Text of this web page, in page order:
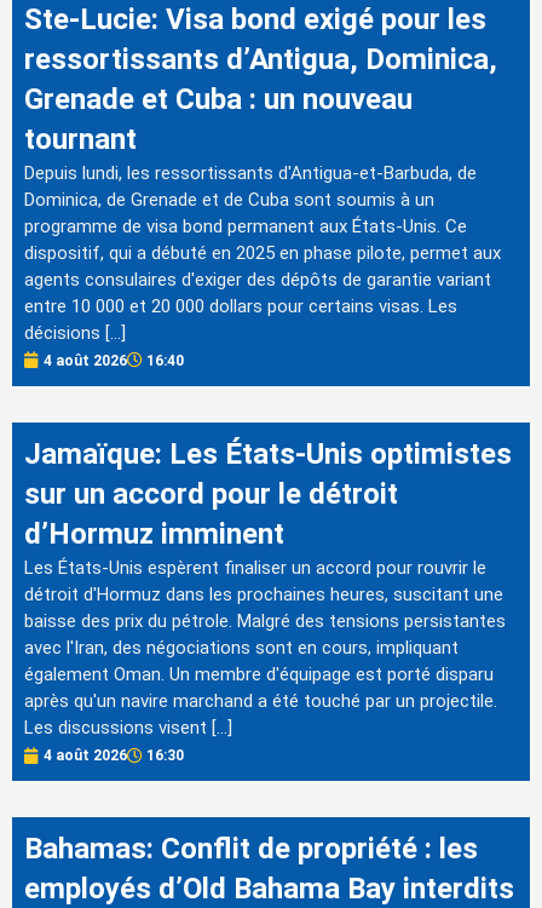
Ste-Lucie: Visa bond exigé pour les
ressortissants d’Antigua, Dominica,
Grenade et Cuba : un nouveau
tournant
Depuis lundi, les ressortissants d'Antigua-et-Barbuda, de
Dominica, de Grenade et de Cuba sont soumis à un
programme de visa bond permanent aux États-Unis. Ce
dispositif, qui a débuté en 2025 en phase pilote, permet aux
agents consulaires d'exiger des dépôts de garantie variant
entre 10 000 et 20 000 dollars pour certains visas. Les
décisions […]
4 août 2026 16:40
Jamaïque: Les États-Unis optimistes
sur un accord pour le détroit
d’Hormuz imminent
Les États-Unis espèrent finaliser un accord pour rouvrir le
détroit d'Hormuz dans les prochaines heures, suscitant une
baisse des prix du pétrole. Malgré des tensions persistantes
avec l'Iran, des négociations sont en cours, impliquant
également Oman. Un membre d'équipage est porté disparu
après qu'un navire marchand a été touché par un projectile.
Les discussions visent […]
4 août 2026 16:30
Bahamas: Conflit de propriété : les
employés d’Old Bahama Bay interdits